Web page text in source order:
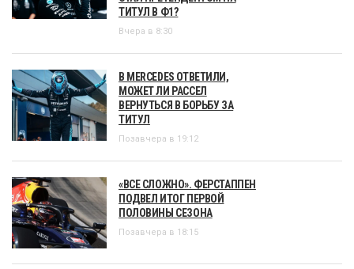
ТИТУЛ В Ф1?
Вчера в 8:30
В MERCEDES ОТВЕТИЛИ,
МОЖЕТ ЛИ РАССЕЛ
ВЕРНУТЬСЯ В БОРЬБУ ЗА
ТИТУЛ
Позавчера в 19:12
«ВСЕ СЛОЖНО». ФЕРСТАППЕН
ПОДВЕЛ ИТОГ ПЕРВОЙ
ПОЛОВИНЫ СЕЗОНА
Позавчера в 18:15